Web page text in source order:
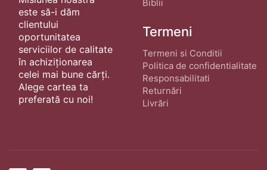
este să-i dăm
clientului
oportunitatea
serviciilor de calitate
în achiziționarea
celei mai bune cărți.
Alege cartea ta
preferată cu noi!
Biblii
Termeni
Termeni si Conditii
Politica de confidentialitate
Responsabilitati
Returnări
Livrări